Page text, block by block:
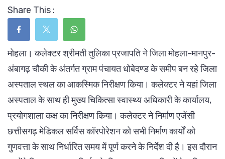
Share This :
मोहला। कलेक्टर श्रीमती तुलिका प्रजापति ने जिला मोहला-मानपुर-
अंबागढ़ चौकी के अंतर्गत ग्राम पंचायत धोबेदण्ड के समीप बन रहे जिला
अस्पताल स्थल का आकस्मिक निरीक्षण किया। कलेक्टर ने यहां जिला
अस्पताल के साथ ही मुख्य चिकित्सा स्वास्थ्य अधिकारी के कार्यालय,
प्रयोगशाला कक्ष का निरीक्षण किया। कलेक्टर ने निर्माण एजेंसी
छत्तीसगढ़ मेडिकल सर्विस कॉरपोरेशन को सभी निर्माण कार्यों को
गुणवत्ता के साथ निर्धारित समय में पूर्ण करने के निर्देश दी है। इस दौरान